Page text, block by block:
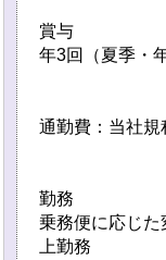
賞与
年3回（夏季・
通勤費：当社規
勤務
乗務便に応じ
上勤務